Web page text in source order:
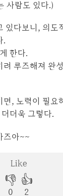
사람도 있다.)
있다보니, 의도
.
한다.
루즈해져 완
면, 노력이 필요
더욱 그렇다.
즈아~~